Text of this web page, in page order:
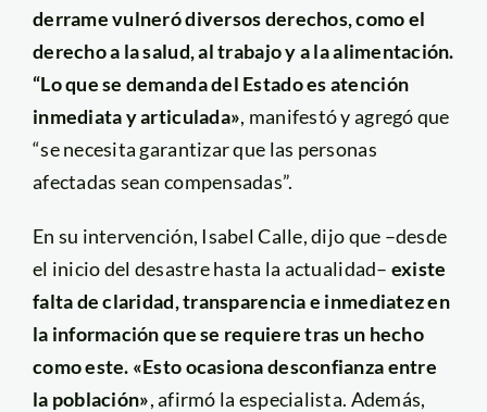
derrame vulneró diversos derechos, como el
derecho a la salud, al trabajo y a la alimentación.
“Lo que se demanda del Estado es atención
inmediata y articulada», manifestó y agregó que
“se necesita garantizar que las personas
afectadas sean compensadas”.
En su intervención, Isabel Calle, dijo que –desde
el inicio del desastre hasta la actualidad– existe
falta de claridad, transparencia e inmediatez en
la información que se requiere tras un hecho
como este. «Esto ocasiona desconfianza entre
la población», afirmó la especialista. Además,